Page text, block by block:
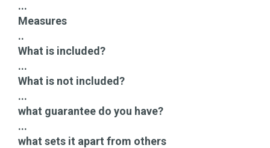
...
Measures
..
What is included?
...
What is not included?
...
what guarantee do you have?
...
what sets it apart from others